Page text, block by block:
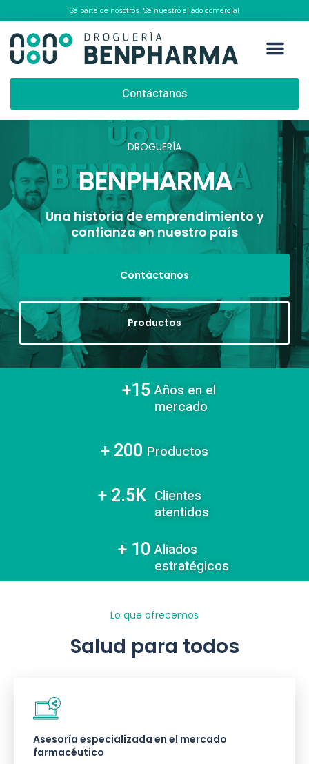
Sé parte de nosotros. Sé nuestro aliado comercial
Contáctanos
DROGUERÍA
BENPHARMA
Una historia de emprendimiento y
confianza en nuestro país
Contáctanos
Productos
Años en el
mercado
+15
Productos​
+ 200
Clientes
atentidos​
+ 2.5K
Aliados
estratégicos​
+ 10
Lo que ofrecemos
Salud para todos
Asesoría especializada en el mercado
farmacéutico